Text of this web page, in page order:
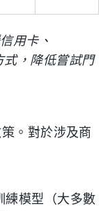
用卡、
，降低嘗試門
。對於涉及商
練模型（大多數